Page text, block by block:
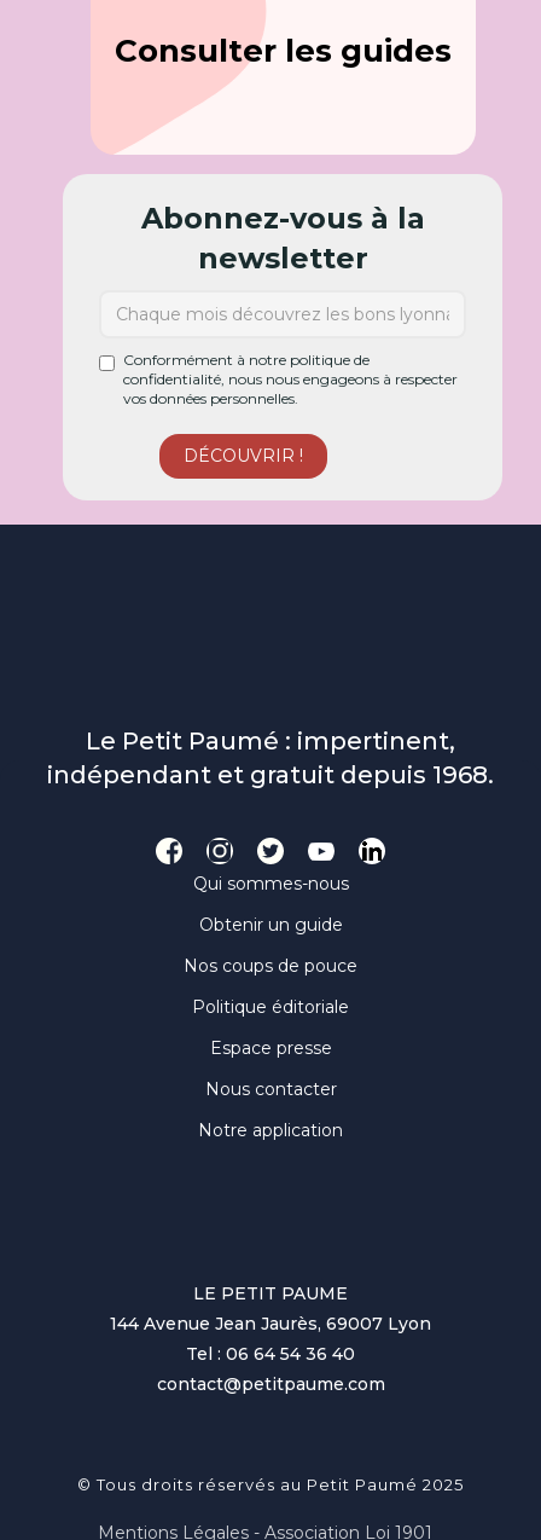
Consulter les guides
Abonnez-vous à la
newsletter
Conformément à notre politique de
confidentialité, nous nous engageons à respecter
vos données personnelles.
Le Petit Paumé : impertinent,
indépendant et gratuit depuis 1968.
Qui sommes-nous
Obtenir un guide
Nos coups de pouce
Politique éditoriale
Espace presse
Nous contacter
Notre application
LE PETIT PAUME
144 Avenue Jean Jaurès, 69007 Lyon
Tel : 06 64 54 36 40
contact@petitpaume.com
© Tous droits réservés au Petit Paumé 2025
Mentions Légales - Association Loi 1901